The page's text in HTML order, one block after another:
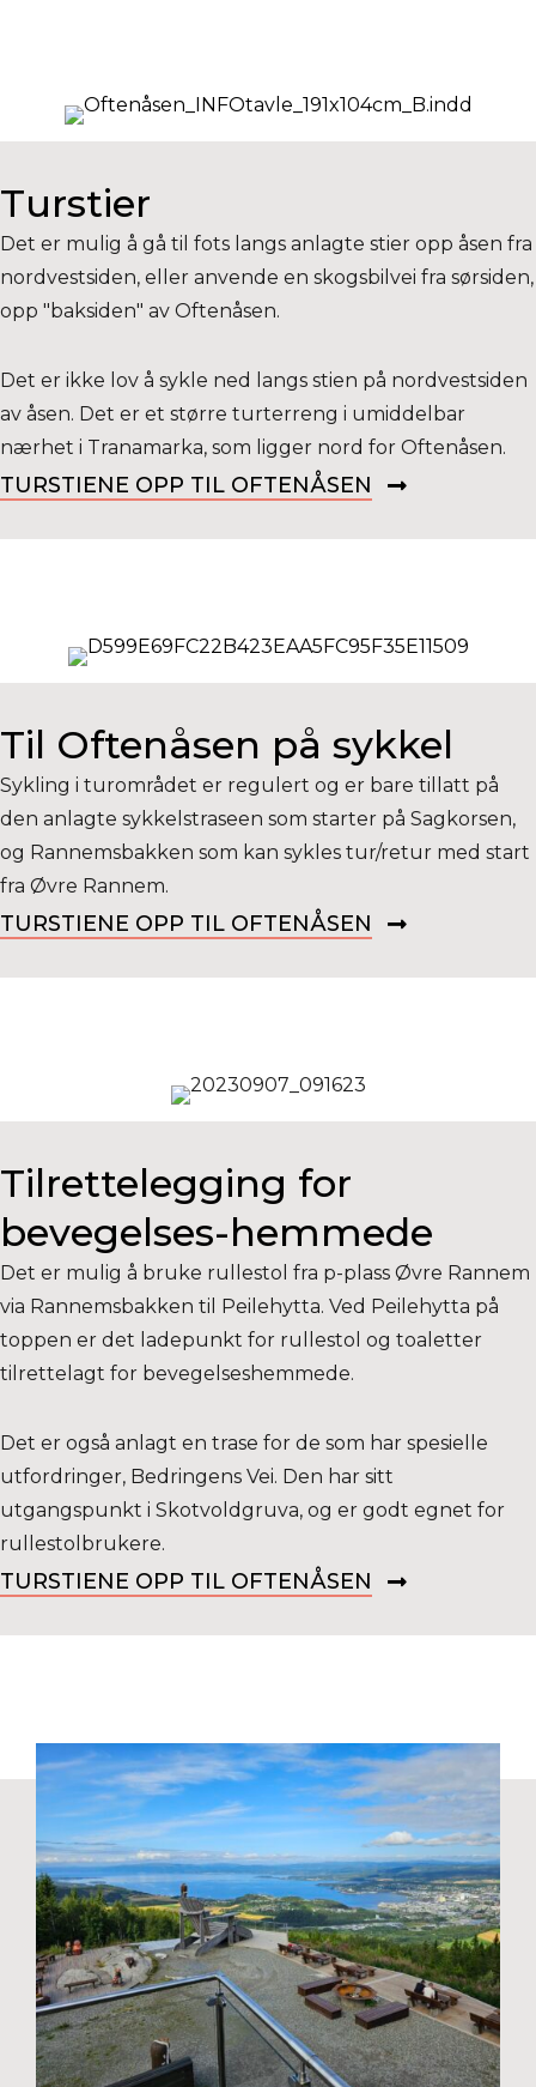
Turstier
Det er mulig å gå til fots langs anlagte stier opp åsen fra
nordvestsiden, eller anvende en skogsbilvei fra sørsiden,
opp "baksiden" av Oftenåsen.
Det er ikke lov å sykle ned langs stien på nordvestsiden
av åsen. Det er et større turterreng i umiddelbar
nærhet i Tranamarka, som ligger nord for Oftenåsen.
TURSTIENE OPP TIL OFTENÅSEN
Til Oftenåsen på sykkel
Sykling i turområdet er regulert og er bare tillatt på
den anlagte sykkelstraseen som starter på Sagkorsen,
og Rannemsbakken som kan sykles tur/retur med start
fra Øvre Rannem.
TURSTIENE OPP TIL OFTENÅSEN
Tilrettelegging for
bevegelses-hemmede
Det er mulig å bruke rullestol fra p-plass Øvre Rannem
via Rannemsbakken til Peilehytta. Ved Peilehytta på
toppen er det ladepunkt for rullestol og toaletter
tilrettelagt for bevegelseshemmede.
Det er også anlagt en trase for de som har spesielle
utfordringer, Bedringens Vei. Den har sitt
utgangspunkt i Skotvoldgruva, og er godt egnet for
rullestolbrukere.
TURSTIENE OPP TIL OFTENÅSEN